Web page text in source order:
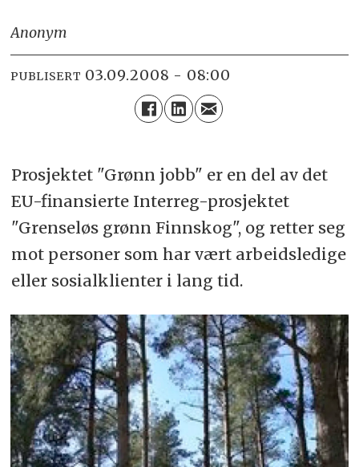
Anonym
PUBLISERT 03.09.2008 - 08:00
Prosjektet "Grønn jobb" er en del av det
EU-finansierte Interreg-prosjektet
"Grenseløs grønn Finnskog", og retter seg
mot personer som har vært arbeidsledige
eller sosialklienter i lang tid.